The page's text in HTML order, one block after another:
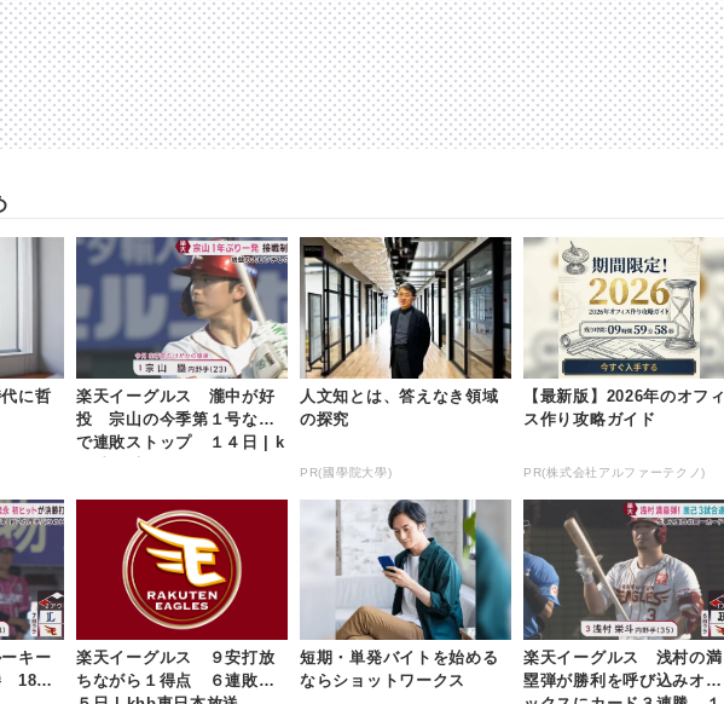
に哲
楽天イーグルス 瀧中が好
投 宗山の今季第１号など
で連敗ストップ １４日 | k
人文知とは、答えなき領域
の探究
PR(國學院大學)
【最新版】2026年のオフィ
ス作り攻略ガイド
PR(株式会社アルファーテクノ)
キー
18日
楽天イーグルス ９安打放
ちながら１得点 ６連敗
短期・単発バイトを始める
ならショットワークス
楽天イーグルス 浅村の満
塁弾が勝利を呼び込みオリ